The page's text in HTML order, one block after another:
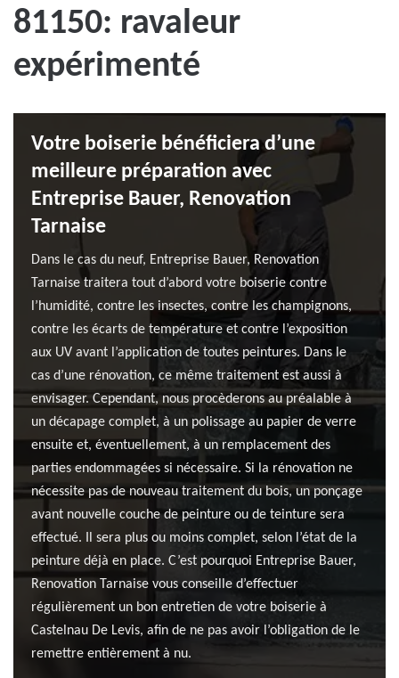
81150: ravaleur
expérimenté
Votre boiserie bénéficiera d’une
meilleure préparation avec
Entreprise Bauer, Renovation
Tarnaise
Dans le cas du neuf, Entreprise Bauer, Renovation
Tarnaise traitera tout d’abord votre boiserie contre
l’humidité, contre les insectes, contre les champignons,
contre les écarts de température et contre l’exposition
aux UV avant l’application de toutes peintures. Dans le
cas d’une rénovation, ce même traitement est aussi à
envisager. Cependant, nous procèderons au préalable à
un décapage complet, à un polissage au papier de verre
ensuite et, éventuellement, à un remplacement des
parties endommagées si nécessaire. Si la rénovation ne
nécessite pas de nouveau traitement du bois, un ponçage
avant nouvelle couche de peinture ou de teinture sera
effectué. Il sera plus ou moins complet, selon l’état de la
peinture déjà en place. C’est pourquoi Entreprise Bauer,
Renovation Tarnaise vous conseille d’effectuer
régulièrement un bon entretien de votre boiserie à
Castelnau De Levis, afin de ne pas avoir l’obligation de le
remettre entièrement à nu.